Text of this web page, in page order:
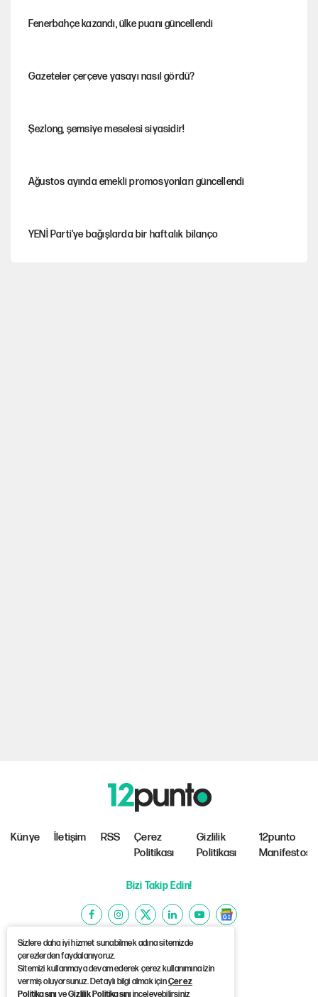
Fenerbahçe kazandı, ülke puanı güncellendi
Gazeteler çerçeve yasayı nasıl gördü?
Şezlong, şemsiye meselesi siyasidir!
Ağustos ayında emekli promosyonları güncellendi
YENİ Parti'ye bağışlarda bir haftalık bilanço
Sizlere daha iyi hizmet sunabilmek adına sitemizde
çerezlerden faydalanıyoruz.
Sitemizi kullanmaya devam ederek çerez kullanımına izin
vermiş oluyorsunuz. Detaylı bilgi almak içinÇerez
PolitikasınıveGizlilik Politikasınıinceleyebilirsiniz
Künye İletişim RSS
Çerez
Politikası
Gizlilik
Politikası
12punto
Manifestosu
Bizi Takip Edin!
©Copyright 2026 12punto